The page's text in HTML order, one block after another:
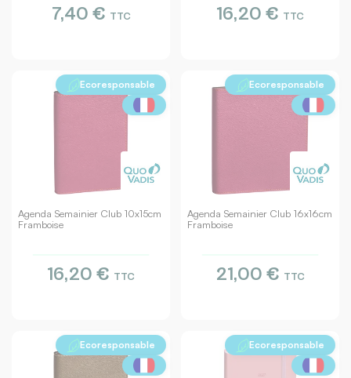
7,40 € TTC 16,20 € TTC
Agenda Semainier Club 10x15cm
Framboise
Ecoresponsable
16,20 € TTC
Agenda Semainier Club 16x16cm
Framboise
Ecoresponsable
21,00 € TTC
Ecoresponsable Ecoresponsable